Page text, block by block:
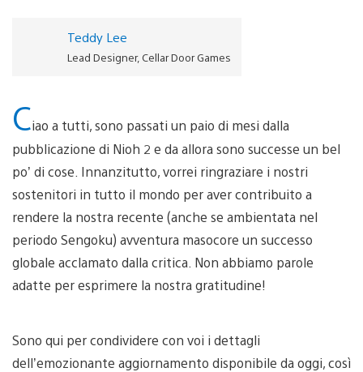
Teddy Lee
Lead Designer, Cellar Door Games
Ciao a tutti, sono passati un paio di mesi dalla
pubblicazione di Nioh 2 e da allora sono successe un bel
po’ di cose. Innanzitutto, vorrei ringraziare i nostri
sostenitori in tutto il mondo per aver contribuito a
rendere la nostra recente (anche se ambientata nel
periodo Sengoku) avventura masocore un successo
globale acclamato dalla critica. Non abbiamo parole
adatte per esprimere la nostra gratitudine!
Sono qui per condividere con voi i dettagli
dell’emozionante aggiornamento disponibile da oggi, così